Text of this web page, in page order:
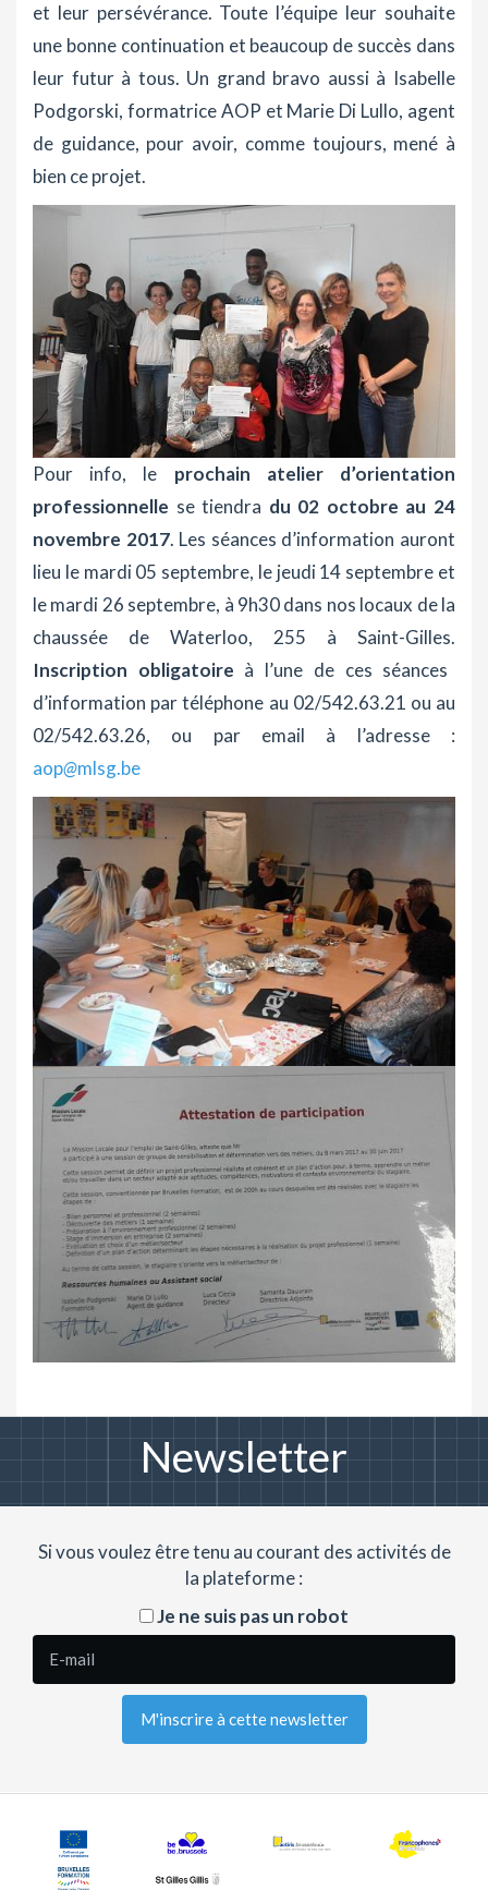
et leur persévérance. Toute l’équipe leur souhaite
une bonne continuation et beaucoup de succès dans
leur futur à tous. Un grand bravo aussi à Isabelle
Podgorski, formatrice AOP et Marie Di Lullo, agent
de guidance, pour avoir, comme toujours, mené à
bien ce projet.
Pour info, le prochain atelier d’orientation
professionnelle se tiendra du 02 octobre au 24
novembre 2017. Les séances d’information auront
lieu le mardi 05 septembre, le jeudi 14 septembre et
le mardi 26 septembre, à 9h30 dans nos locaux de la
chaussée de Waterloo, 255 à Saint-Gilles.
Inscription obligatoire à l’une de ces séances
d’information par téléphone au 02/542.63.21 ou au
02/542.63.26, ou par email à l’adresse :
aop@mlsg.be
Newsletter
Si vous voulez être tenu au courant des activités de
la plateforme :
Je ne suis pas un robot